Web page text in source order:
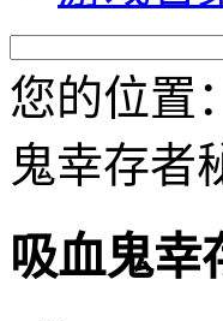
您的位置：
鬼幸存者
吸血鬼幸